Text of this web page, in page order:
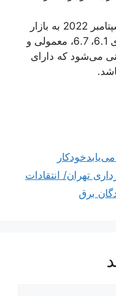
پیش‌بینی می‌شود آیفون 14 در سپتامبر 2022 به بازار
معرفی شود و در 4 مدل سایزهای 6.1، 6.7، معمولی و
می‌شود که دارای
تهران/ انتقادات